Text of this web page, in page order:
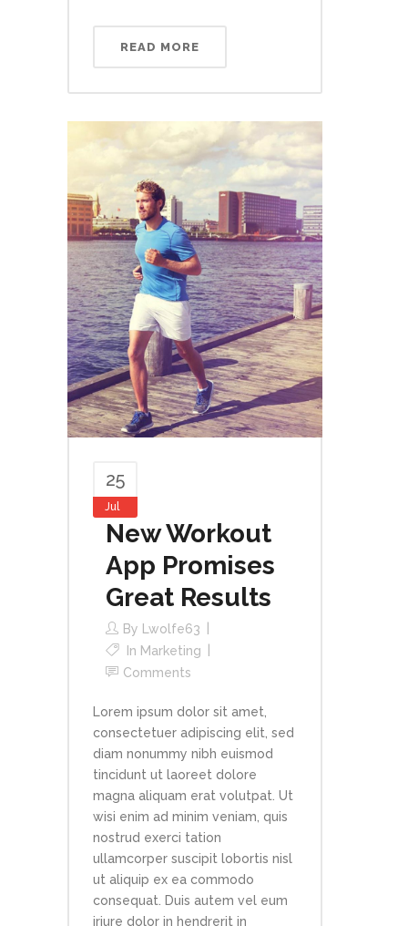
READ MORE
25
Jul
New Workout
App Promises
Great Results
By
Lwolfe63
In Marketing
Comments
Lorem ipsum dolor sit amet,
consectetuer adipiscing elit, sed
diam nonummy nibh euismod
tincidunt ut laoreet dolore
magna aliquam erat volutpat. Ut
wisi enim ad minim veniam, quis
nostrud exerci tation
ullamcorper suscipit lobortis nisl
ut aliquip ex ea commodo
consequat. Duis autem vel eum
iriure dolor in hendrerit in